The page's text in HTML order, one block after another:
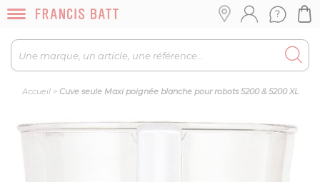
Accueil> Cuve seule Maxi poignée blanche pour robots 5200 & 5200 XL